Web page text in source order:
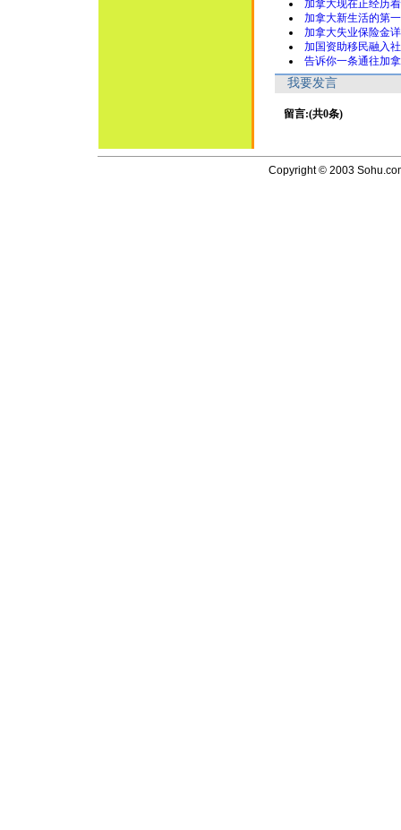
加拿大现在正经历
加拿大新生活的第
加拿大失业保险金
加国资助移民融入
告诉你一条通往加
我要发言
留言:(共0条)
Copyright © 2003